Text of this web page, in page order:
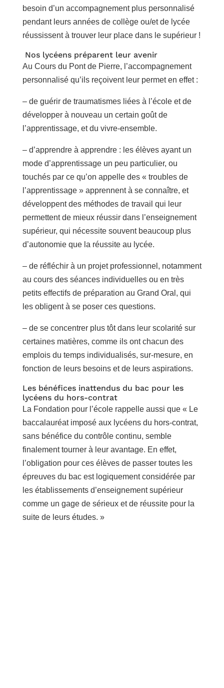
besoin d’un accompagnement plus personnalisé
pendant leurs années de collège ou/et de lycée
réussissent à trouver leur place dans le supérieur !
Nos lycéens préparent leur avenir
Au Cours du Pont de Pierre, l’accompagnement
personnalisé qu’ils reçoivent leur permet en effet :
– de guérir de traumatismes liées à l’école et de
développer à nouveau un certain goût de
l’apprentissage, et du vivre-ensemble.
– d’apprendre à apprendre : les élèves ayant un
mode d’apprentissage un peu particulier, ou
touchés par ce qu’on appelle des « troubles de
l’apprentissage » apprennent à se connaître, et
développent des méthodes de travail qui leur
permettent de mieux réussir dans l’enseignement
supérieur, qui nécessite souvent beaucoup plus
d’autonomie que la réussite au lycée.
– de réfléchir à un projet professionnel, notamment
au cours des séances individuelles ou en très
petits effectifs de préparation au Grand Oral, qui
les obligent à se poser ces questions.
– de se concentrer plus tôt dans leur scolarité sur
certaines matières, comme ils ont chacun des
emplois du temps individualisés, sur-mesure, en
fonction de leurs besoins et de leurs aspirations.
Les bénéfices inattendus du bac pour les
lycéens du hors-contrat
La Fondation pour l’école rappelle aussi que « Le
baccalauréat imposé aux lycéens du hors-contrat,
sans bénéfice du contrôle continu, semble
finalement tourner à leur avantage. En effet,
l’obligation pour ces élèves de passer toutes les
épreuves du bac est logiquement considérée par
les établissements d’enseignement supérieur
comme un gage de sérieux et de réussite pour la
suite de leurs études. »